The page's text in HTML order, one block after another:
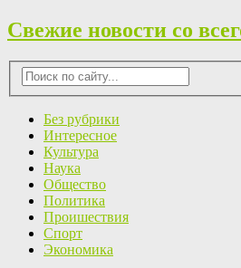
Свежие новости со
Без рубрики
Интересное
Культура
Наука
Общество
Политика
Проишествия
Спорт
Экономика